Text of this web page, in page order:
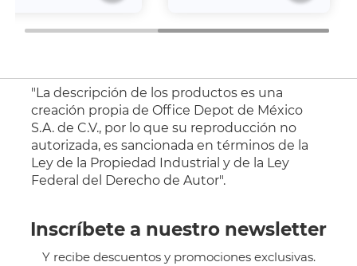
"La descripción de los productos es una
creación propia de Office Depot de México
S.A. de C.V., por lo que su reproducción no
autorizada, es sancionada en términos de la
Ley de la Propiedad Industrial y de la Ley
Federal del Derecho de Autor".
Inscríbete a nuestro newsletter
Y recibe descuentos y promociones exclusivas.